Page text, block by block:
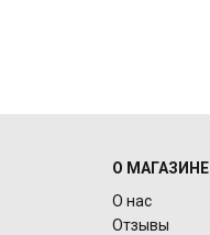
О МАГАЗИНЕ
О нас
Отзывы